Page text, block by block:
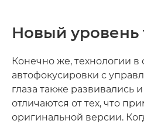
Новый уровень
Конечно же, технологии в
автофокусировки с
глаза также развивались
отличаются от тех, что
оригинальной версии.